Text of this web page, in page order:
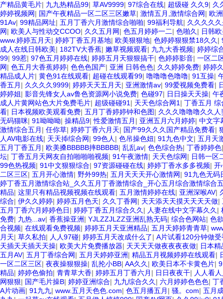
产精品黄毛片| 九九热精品99| 草AV9999| 97综合在线| 超级碰 久久9| 久
婷婷视频网| 国产午夜精品一区二区三区嫩草| 激情五月,激情综合网| 欧
91Av| 99精品网址| 五月丁香六月激情综合啪啪| 99福利导航| 久久久久
网| 欧美人与性动交CCOO| 久久五月网| 色五月婷婷一二| 色啪久 | 日韩
www.婷婷五月天| 婷婷丁香五月基地| 欧美狠狠地| 色婷婷狠狠禁18久久 |
成人在线日韩欧美| 182TV大香蕉| 嫩草视频观看| 九九大香视频| 婷婷综
99| 99惹| 97色五月婷婷在线| 婷婷五月天狠狠搞干| 色婷婷影音| 一区二
网| 色五月大香蕉婷婷| 色色色国产| 亚洲 日韩色色| 久久婷婷免费| 婷婷
精品成人片| 黄色91在线观看| 超碰在线观看99| 噜噜噜色噜噜| 91互操|
香五月 | 久久久久9999| 婷婷天天五月天| 亚洲激情av| 99爱视频免费看|
婷婷姐| 影音先锋女人av鲁色资源网小说免费| 色碰97| 日日操天天操| 午
成人片黄网站色大片免费毛片| 超级碰碰91 | 天天色综合网1 | 丁香五月 综
看| 日本视频欧美观看免费| 五月丁香婷婷钟和色图| 久久久噜噜噜久久人
无码猫咪| 91呦呦呦| 操精品9|性爱激情五月 | 亚洲五月六月婷婷| 中文字
激情综合五月 | 任你草| 婷婷丁香六月天| 国产99久久久国产精品免费看|
人AV电影在线| 天天揷综合网| 99色人 | 色吊操色妞| 91九色中文| 五月天
五月丁香五月 | 欧美搡BBBBB摔BBBBB| 乱乱av| 色色综合热| 丁香婷婷色
坛| 丁香五月天网友自拍啪啪啪视频| 91午夜激情| 天天色综网| 日韩一区
99色热视频| 91中文狠狠综合| 97资源碰碰在线| 婷婷丁香水多多视频| 开
二区三区| 五月开心激情| 野外99热| 五月天天天开心激情网| 91九色无码
婷丁香五月激情综合站_久久五月丁香激情综合_开心五月综合激情综合
精品| 这里只有精品视频视频在线观看| 五月激情婷婷在线| 亚洲深喉AV|
综合| 伊久久婷婷| 婷婷五月色天| 久久丁香网| 天天添天天摸天天天天做|
五月丁香六月婷婷色日| 婷婷丁香五月综合久久 | 人妻在线中文字幕久久 |
免费| 九热...av| 香蕉操亚洲| YJLZZJLZZ亚洲乱熟无码| 综合色网站| 色
合视频| 在线观看免费视频| 婷婷五月天亚洲精品| 五月天婷婷青青草|
月天| 草久私拍| 人人97碰| 婷婷五月天改成什么了| A片试看120分钟做
天插天天插天天操| 欧美大片免费播放器| 天天天天做夜夜夜夜做| 日本
五月AV| 五月丁香综合网| 五月天婷婷亚洲| 精品五月视频婷婷在线观看|
一区二区三区| 夜夜操狠狠操| 乱抡小BB| AA久久 | 欧美日本不卡黄色片|
精品| 婷婷色偷拍| 青青草大香| 婷婷五月丁香六月 | 日日夜夜干| 人人看
网狠狠| 国产毛片操B| 婷婷亚洲综合| 九九综合久久 | 六月婷婷色色色| 丁
A片动画| 91九九| www.五月天色色.com| 色五月播五月 | 骚。com| 五月